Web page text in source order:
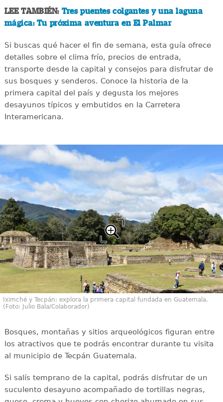
LEE TAMBIÉN: Tres puentes colgantes y una laguna
mágica: Tu próxima aventura en El Palmar
Si buscas qué hacer el fin de semana, esta guía ofrece
detalles sobre el clima frío, precios de entrada,
transporte desde la capital y consejos para disfrutar de
sus bosques y senderos. Conoce la historia de la
primera capital del país y degusta los mejores
desayunos típicos y embutidos en la Carretera
Interamericana.
Iximché y Tecpán: explora la primera capital fundada en Guatemala.
(Foto: Julio Bala/Colaborador)
Bosques, montañas y sitios arqueológicos figuran entre
los atractivos que te podrás encontrar durante tu visita
al municipio de Tecpán Guatemala.
Si salís temprano de la capital, podrás disfrutar de un
suculento desayuno acompañado de tortillas negras,